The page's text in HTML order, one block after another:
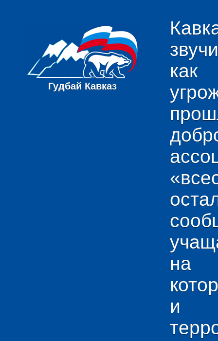
Гудбай Кавказ
на
и